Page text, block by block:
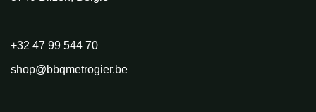
+32 47 99 544 70
shop@bbqmetrogier.be